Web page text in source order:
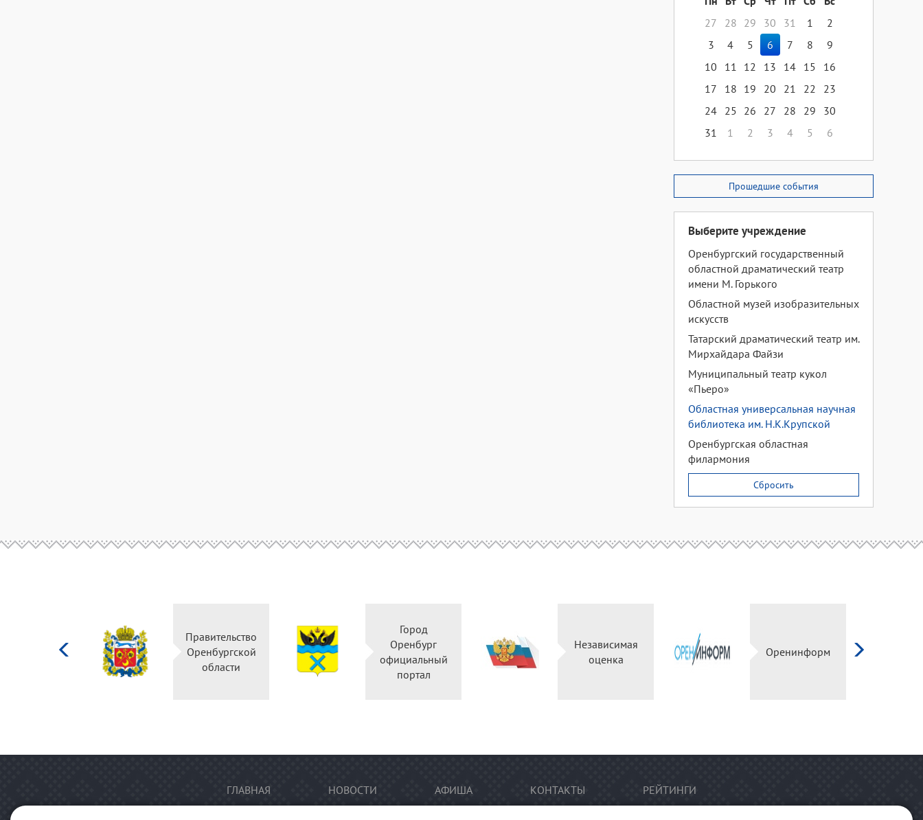
27
28 29 30 31 1
2
3
4 5 6 7 8
9
10
11 12 13 14 15
16
17
18 19 20 21 22
23
24 25 26 27 28 29
30
31
1 2 3 4 5 6
Прошедшие события
Выберите учреждение
Оренбургский государственный
областной драматический театр
имени М. Горького
Областной музей изобразительных
искусств
Татарский драматический театр им.
Мирхайдара Файзи
Муниципальный театр кукол
«Пьеро»
Областная универсальная научная
библиотека им. Н.К.Крупской
Оренбургская областная
филармония
Сбросить
Правительство
Оренбургской
области
Город
Оренбург
официальный
портал
Независимая
оценка
Оренинформ
ГЛАВНАЯ НОВОСТИ АФИША КОНТАКТЫ РЕЙТИНГИ